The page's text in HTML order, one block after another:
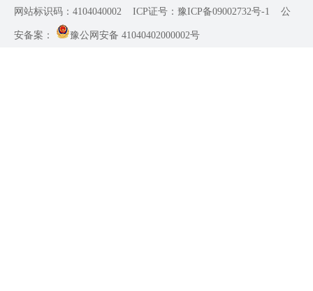
网站标识码：4104040002 ICP证号：豫ICP备09002732号-1 公
安备案： 豫公网安备 41040402000002号